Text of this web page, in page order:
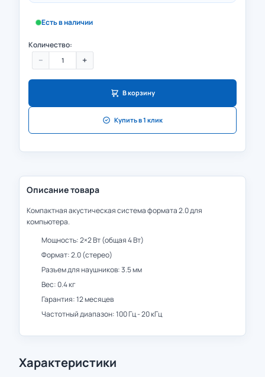
Есть в наличии
Количество:
− +
В корзину
Купить в 1 клик
Описание товара
Компактная акустическая система формата 2.0 для
компьютера.
Мощность: 2×2 Вт (общая 4 Вт)
Формат: 2.0 (стерео)
Разъем для наушников: 3.5 мм
Вес: 0.4 кг
Гарантия: 12 месяцев
Частотный диапазон: 100 Гц - 20 кГц
Характеристики